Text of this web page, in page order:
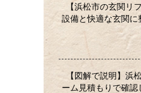
【浜松市の玄関リ
設備と快適な玄関に
【図解で説明】浜
ーム見積もりで確認